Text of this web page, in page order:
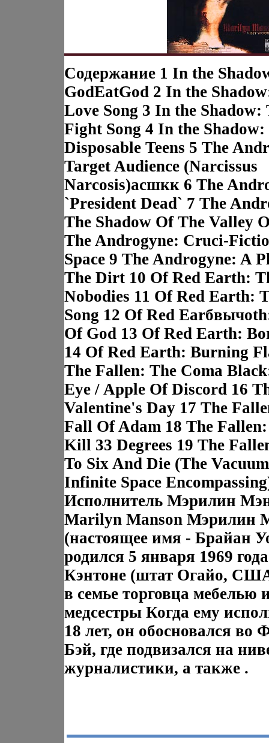
Содержание 1 In the
GodEatGod 2 In the
Love Song 3 In the Shadow:
Fight Song 4 In the Shadow:
Disposable Teens 5 The
Target Audience (Narcissus
Narcosis)асшкк 6 The
`President Dead` 7 The
The Shadow Of The Valley
The Androgyne: Cruci-
Space 9 The Androgyne: A
The Dirt 10 Of Red Earth:
Nobodies 11 Of Red Earth:
Song 12 Of Red
Of God 13 Of Red Earth:
14 Of Red Earth: Burning
The Fallen: The Coma
Eye / Apple Of Discord 16
Valentine's Day 17 The
Fall Of Adam 18 The
Kill 33 Degrees 19 The
To Six And Die (The
Infinite Space
Исполнитель Мэрилин
Marilyn Manson Мэрилин
(настоящее имя - Брайан
родился 5 января 1969
Кэнтоне (штат Огайо,
в семье торговца мебелью
медсестры Когда ему
18 лет, он обосновался во
Бэй, где подвизался на
журналистики, а также .